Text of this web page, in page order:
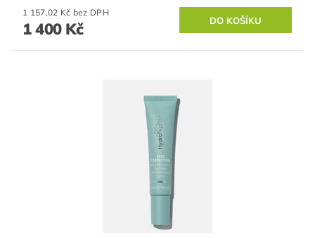
1 157,02 Kč bez DPH
1 400 Kč